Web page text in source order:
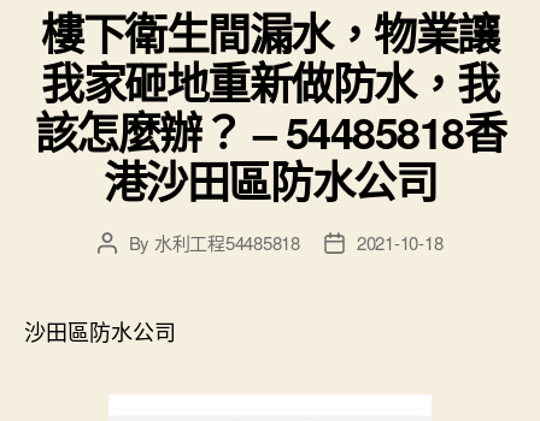
樓下衛生間漏水，物業讓
我家砸地重新做防水，我
該怎麼辦？ – 54485818香
港沙田區防水公司
PostBy 水利工程54485818
Post2021-10-18
沙田區防水公司